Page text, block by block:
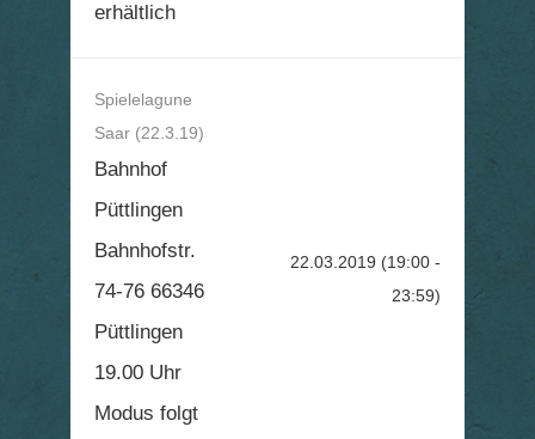
erhältlich
Spielelagune
Saar (22.3.19)
Bahnhof
Püttlingen
Bahnhofstr.
74-76 66346
Püttlingen
19.00 Uhr
Modus folgt
22.03.2019 (19:00 -
23:59)